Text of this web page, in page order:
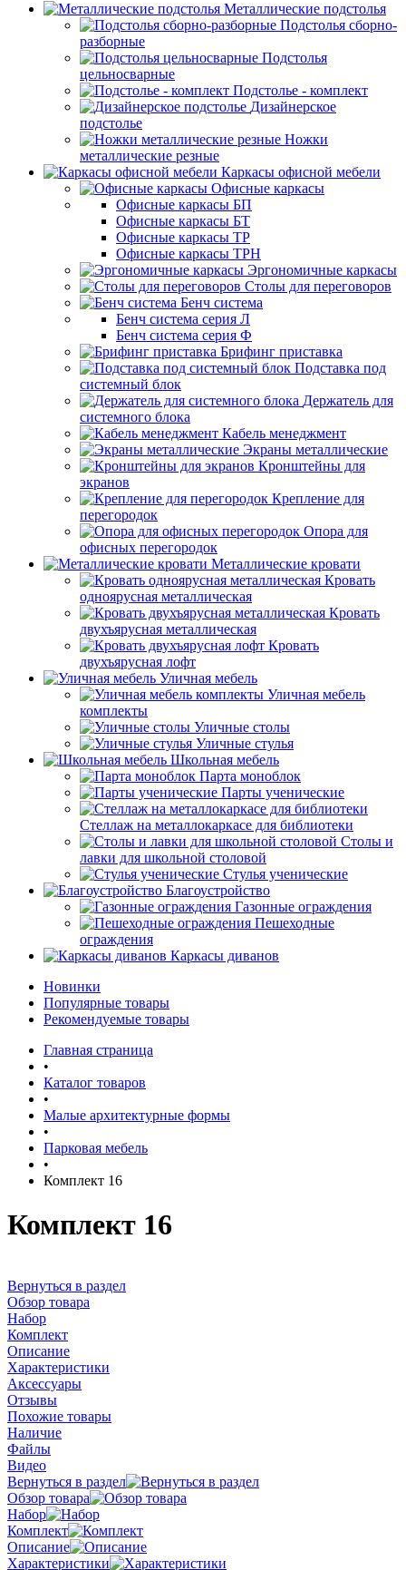
Металлические подстолья
Подстолья сборно-
разборные
Подстолья
цельносварные
Подстолье - комплект
Дизайнерское
подстолье
Ножки
металлические резные
Каркасы офисной мебели
Офисные каркасы
Офисные каркасы БП
Офисные каркасы БТ
Офисные каркасы ТР
Офисные каркасы ТРН
Эргономичные каркасы
Столы для переговоров
Бенч система
Бенч система серия Л
Бенч система серия Ф
Брифинг приставка
Подставка под
системный блок
Держатель для
системного блока
Кабель менеджмент
Экраны металлические
Кронштейны для
экранов
Крепление для
перегородок
Опора для
офисных перегородок
Металлические кровати
Кровать
одноярусная металлическая
Кровать
двухъярусная металлическая
Кровать
двухъярусная лофт
Уличная мебель
Уличная мебель
комплекты
Уличные столы
Уличные стулья
Школьная мебель
Парта моноблок
Парты ученические
Стеллаж на металлокаркасе для библиотеки
Столы и
лавки для школьной столовой
Стулья ученические
Благоустройство
Газонные ограждения
Пешеходные
ограждения
Каркасы диванов
Новинки
Популярные товары
Рекомендуемые товары
Главная страница
•
Каталог товаров
•
Малые архитектурные формы
•
Парковая мебель
•
Комплект 16
Комплект 16
Вернуться в раздел
Обзор товара
Набор
Комплект
Описание
Характеристики
Аксессуары
Отзывы
Похожие товары
Наличие
Файлы
Видео
Вернуться в раздел
Обзор товара
Набор
Комплект
Описание
Характеристики